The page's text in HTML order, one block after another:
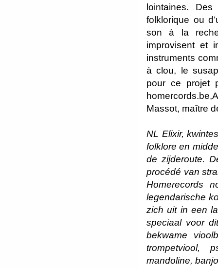
lointaines.
folklorique ou
son à la
improvisent et
instruments
à clou, le
pour ce projet
Massot, maître
NL Elixir,
folklore en
de zijderoute.
procédé van
Homerecords
legendarische
zich uit in een
speciaal voor
bekwame
trompetviool,
mandoline,